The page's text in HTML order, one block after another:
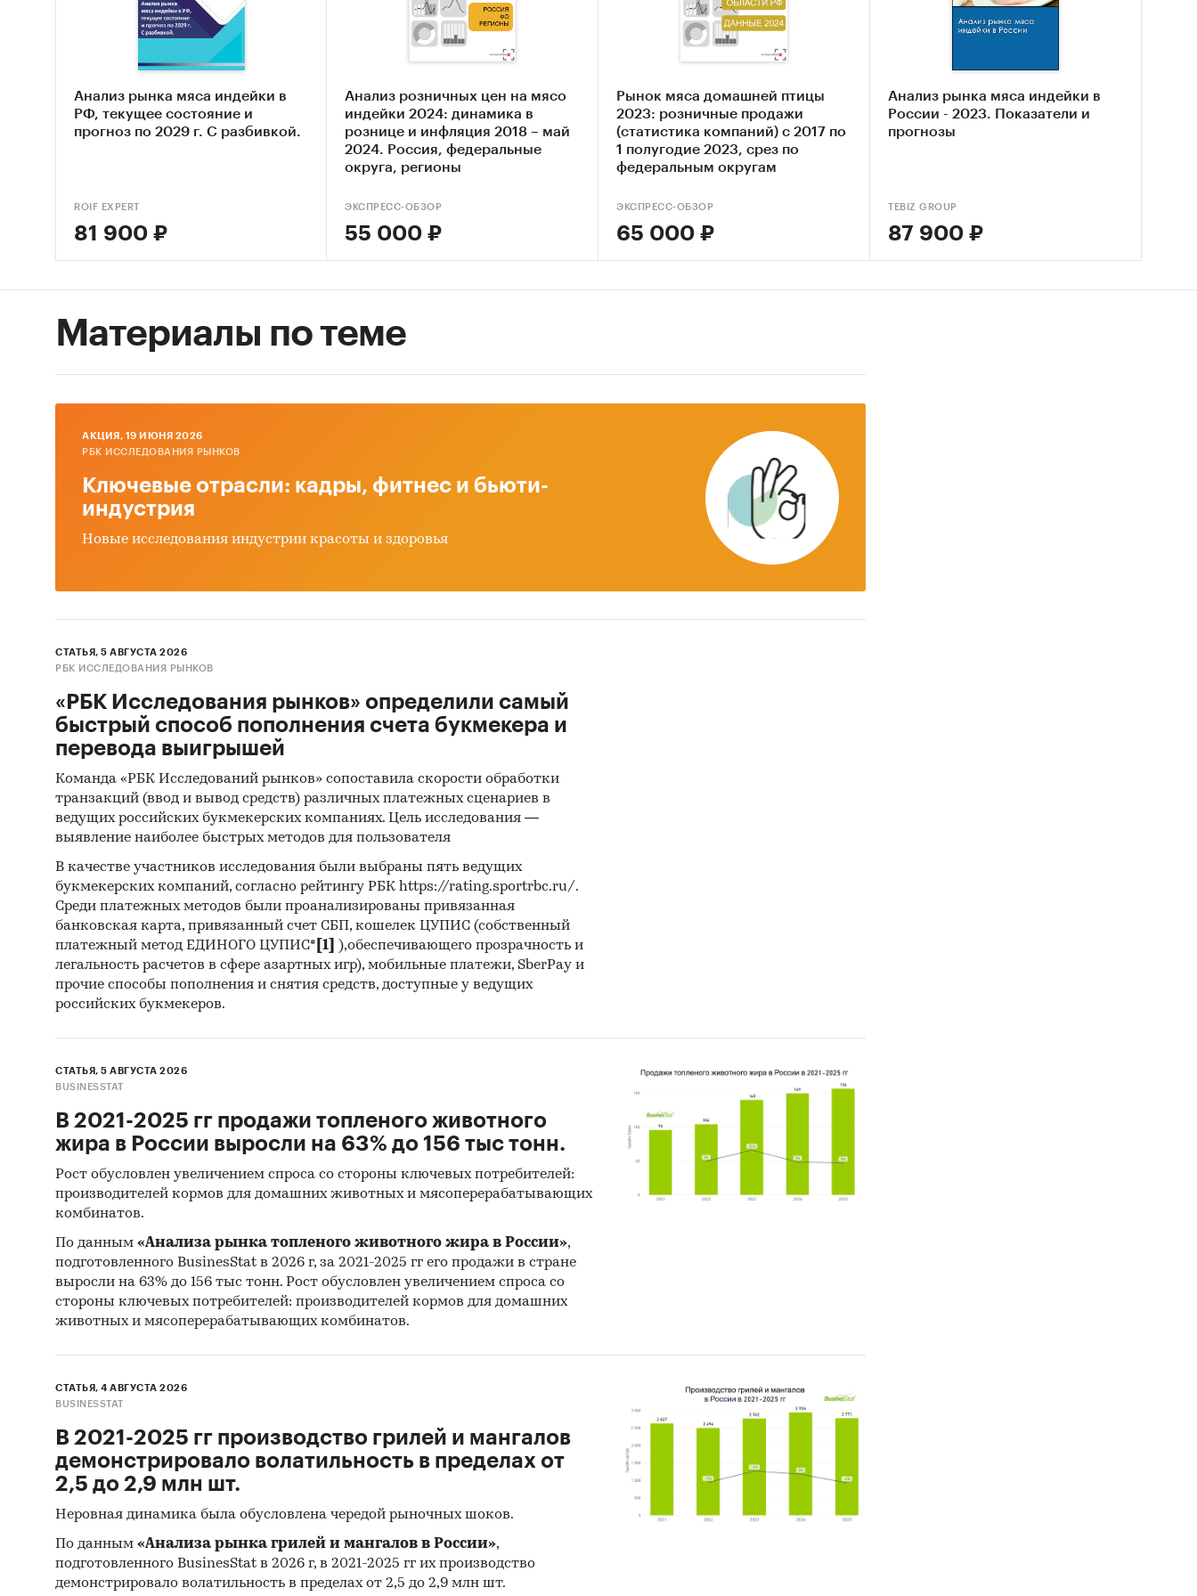
АГРО`, ООО `АСКОР`, ООО `КРИВЕЦ-ПТИЦА`, ООО `РУСКОМ-АГРО`,
ООО `МОРОЗОВСКАЯ ПТИЦЕФАБРИКА`, ООО`ПЕНЗАМОЛИНВЕСТ`
Данные игроков ВЭД:
Также в исследовании представлена информация об участниках
ВЭД с объемами поставок:
- Рейтинг ведущих российских экспортеров и зарубежных
Единицы измерения:
Количественные показатели в отчете рассчитаны в тоннах,
стоимостные - в долларах
Сельское хозяйство / Птицеводство / Индейка
Анализ рынка мяса индейки в
РФ, текущее состояние и
прогноз по 2029 г. С разбивкой.
ROIF EXPERT
81 900 ₽
Анализ розничных цен на мясо
индейки 2024: динамика в
рознице и инфляция 2018 – май
2024. Россия, федеральные
округа, регионы
ЭКСПРЕСС-ОБЗОР
55 000 ₽
Рынок мяса домашней птицы
2023: розничные продажи
(статистика компаний) с 2017 по
1 полугодие 2023, срез по
федеральным округам
ЭКСПРЕСС-ОБЗОР
65 000 ₽
Анализ рынка мяса индейки в
России - 2023. Показатели и
прогнозы
TEBIZ GROUP
87 900 ₽
Материалы по теме
AКЦИЯ, 19 ИЮНЯ 2026
РБК ИССЛЕДОВАНИЯ РЫНКОВ
Ключевые отрасли: кадры, фитнес и бьюти-
индустрия
Новые исследования индустрии красоты и здоровья
СТАТЬЯ, 5 АВГУСТА 2026
РБК ИССЛЕДОВАНИЯ РЫНКОВ
«РБК Исследования рынков» определили самый
быстрый способ пополнения счета букмекера и
перевода выигрышей
Команда «РБК Исследований рынков» сопоставила скорости обработки
транзакций (ввод и вывод средств) различных платежных сценариев в
ведущих российских букмекерских компаниях. Цель исследования —
выявление наиболее быстрых методов для пользователя
В качестве участников исследования были выбраны пять ведущих
букмекерских компаний, согласно рейтингу РБК https://rating.sportrbc.ru/.
Среди платежных методов были проанализированы привязанная
банковская карта, привязанный счет СБП, кошелек ЦУПИС (собственный
платежный метод ЕДИНОГО ЦУПИС* [1]
),обеспечивающего прозрачность и
легальность расчетов в сфере азартных игр), мобильные платежи, SberPay и
прочие способы пополнения и снятия средств, доступные у ведущих
российских букмекеров.
СТАТЬЯ, 5 АВГУСТА 2026
BUSINESSTAT
В 2021-2025 гг продажи топленого животного
жира в России выросли на 63% до 156 тыс тонн.
Рост обусловлен увеличением спроса со стороны ключевых потребителей:
производителей кормов для домашних животных и мясоперерабатывающих
комбинатов.
По данным «Анализа рынка топленого животного жира в России»,
подготовленного BusinesStat в 2026 г, за 2021-2025 гг его продажи в стране
выросли на 63% до 156 тыс тонн. Рост обусловлен увеличением спроса со
стороны ключевых потребителей: производителей кормов для домашних
животных и мясоперерабатывающих комбинатов.
СТАТЬЯ, 4 АВГУСТА 2026
BUSINESSTAT
В 2021-2025 гг производство грилей и мангалов
демонстрировало волатильность в пределах от
2,5 до 2,9 млн шт.
Неровная динамика была обусловлена чередой рыночных шоков.
По данным «Анализа рынка грилей и мангалов в России»,
подготовленного BusinesStat в 2026 г, в 2021-2025 гг их производство
демонстрировало волатильность в пределах от 2,5 до 2,9 млн шт.